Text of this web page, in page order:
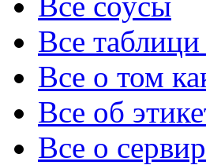
Все
Все о том
Все об
Все о